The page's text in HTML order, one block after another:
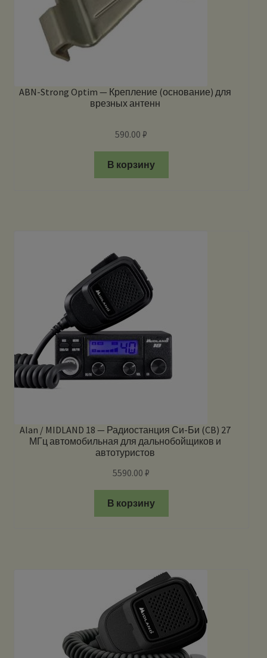
ABN-Strong Optim — Крепление (основание) для
врезных антенн
590.00₽
В корзину
Alan / MIDLAND 18 — Радиостанция Си-Би (CB) 27
МГц автомобильная для дальнобойщиков и
автотуристов
5590.00₽
В корзину